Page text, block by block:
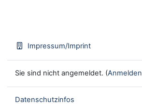
Impressum/Imprint
Sie sind nicht angemeldet. (Anmelden
Datenschutzinfos